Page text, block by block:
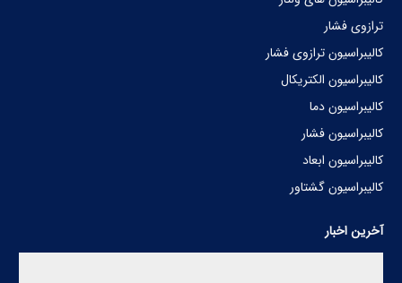
ترازوی فشار
کالیبراسیون ترازوی فشار
کالیبراسیون الکتریکال
کالیبراسیون دما
کالیبراسیون فشار
کالیبراسیون ابعاد
کالیبراسیون گشتاور
آخرین اخبار